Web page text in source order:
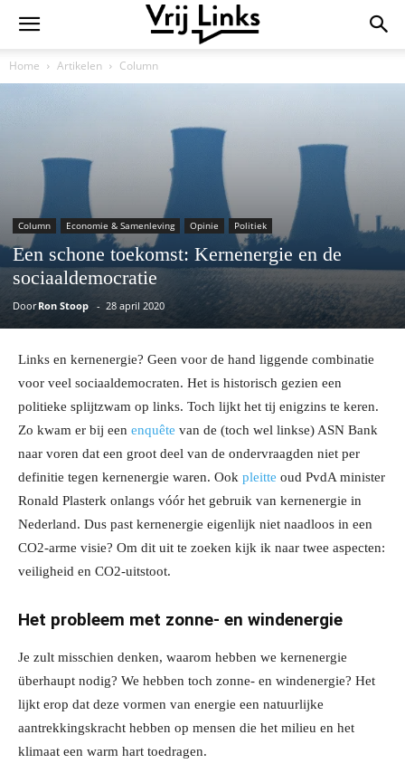
Home Artikelen Column
Column Economie & Samenleving Opinie Politiek
Een schone toekomst: Kernenergie en de
sociaaldemocratie
Door Ron Stoop - 28 april 2020
Links en kernenergie? Geen voor de hand liggende combinatie
voor veel sociaaldemocraten. Het is historisch gezien een
politieke splijtzwam op links. Toch lijkt het tij enigzins te keren.
Zo kwam er bij een enquête van de (toch wel linkse) ASN Bank
naar voren dat een groot deel van de ondervraagden niet per
definitie tegen kernenergie waren. Ook pleitte oud PvdA minister
Ronald Plasterk onlangs vóór het gebruik van kernenergie in
Nederland. Dus past kernenergie eigenlijk niet naadloos in een
CO2-arme visie? Om dit uit te zoeken kijk ik naar twee aspecten:
veiligheid en CO2-uitstoot.
Het probleem met zonne- en windenergie
Je zult misschien denken, waarom hebben we kernenergie
überhaupt nodig? We hebben toch zonne- en windenergie? Het
lijkt erop dat deze vormen van energie een natuurlijke
aantrekkingskracht hebben op mensen die het milieu en het
klimaat een warm hart toedragen.